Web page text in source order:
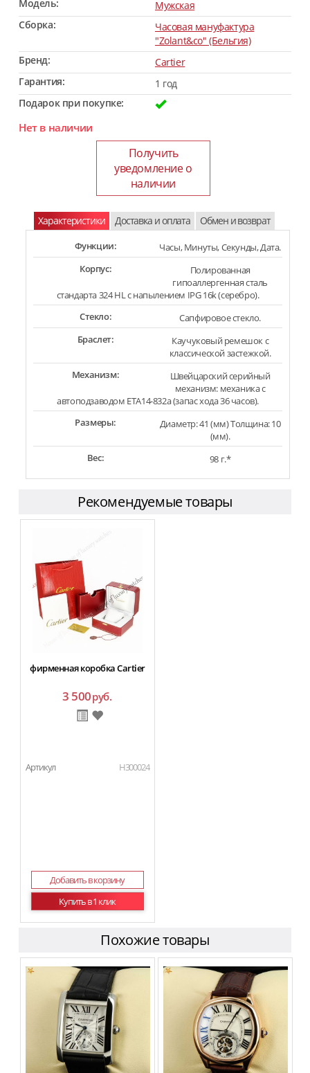
Модель:
Мужская
Сборка:
Часовая мануфактура
"Zolant&co" (Бельгия)
Бренд:
Cartier
Гарантия:
1 год
Подарок при покупке:
Нет в наличии
Получить
уведомление о
наличии
Характеристики Доставка и оплата Обмен и возврат
Функции:
Часы, Минуты, Секунды, Дата.
Корпус:
Полированная
гипоаллергенная сталь
стандарта 324 HL с напылением IPG 16k (серебро).
Стекло:
Сапфировое стекло.
Браслет:
Каучуковый ремешок с
классической застежкой.
Механизм:
Швейцарский серийный
механизм: механика с
автоподзаводом ETA14-832a (запас хода 36 часов).
Размеры:
Диаметр: 41 (мм) Толщина: 10
(мм).
Вес:
98 г.*
Рекомендуемые товары
фирменная коробка Cartier
3 500руб.
Артикул H300024
Добавить в корзину
Купить в 1 клик
Похожие товары